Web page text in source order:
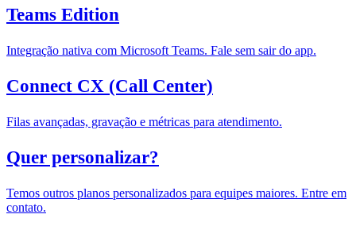
Teams Edition
Integração nativa com Microsoft Teams. Fale sem sair do app.
Connect CX (Call Center)
Filas avançadas, gravação e métricas para atendimento.
Quer personalizar?
Temos outros planos personalizados para equipes maiores. Entre em
contato.